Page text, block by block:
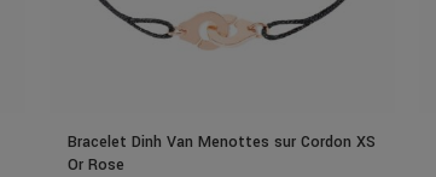
Bracelet Dinh Van Menottes sur Cordon XS
Or Rose